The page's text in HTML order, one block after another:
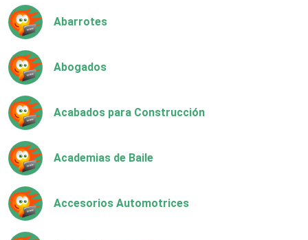
Abarrotes
Abogados
Acabados para Construcción
Academias de Baile
Accesorios Automotrices